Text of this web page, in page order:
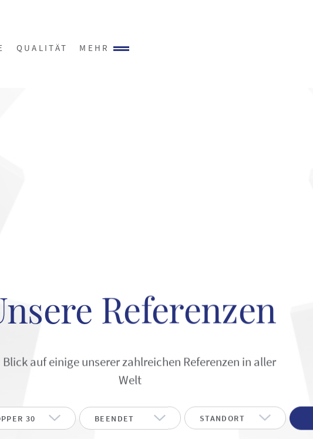
QUALITÄT MEHR
Referenzen
Blick auf einige unserer zahlreichen Referenzen in aller
Welt